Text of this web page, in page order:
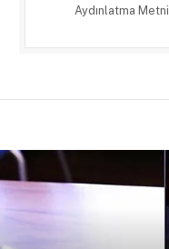
Aydınlatma Metni